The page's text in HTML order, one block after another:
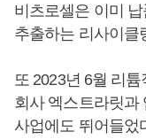
비츠로셀은 이미
추출하는 리사이클
또 2023년 6월 리
회사 엑스트라릿과
사업에도 뛰어들었